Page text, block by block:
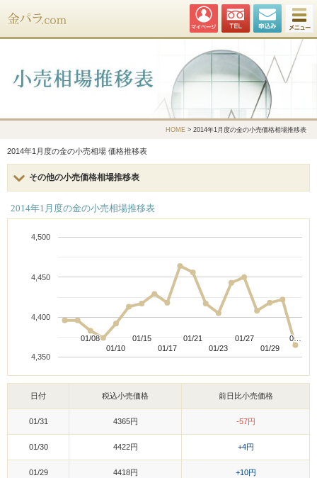
HOME > 2014年1月度の金の小売価格相場推移表
2014年1月度の金の小売相場 価格推移表
その他の小売価格相場推移表
2014年1月度の金の小売相場推移表
01/08
01/08
01/10
01/10
01/15
01/15
01/17
01/17
01/21
01/21
01/23
01/23
01/27
01/27
01/29
01/29
0…
0…
4,350
4,400
4,450
4,500
日付 税込小売価格 前日比小売価格
01/31 4365円 -57円
01/30 4422円 +4円
01/29 4418円 +10円